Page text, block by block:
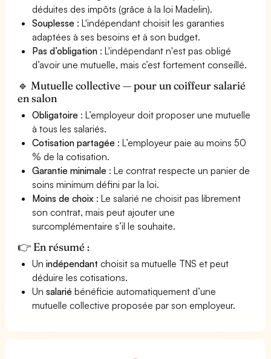
déduites des impôts (grâce à la loi Madelin).
Souplesse : L'indépendant choisit les garanties
adaptées à ses besoins et à son budget.
Pas d’obligation : L'indépendant n'est pas obligé
d’avoir une mutuelle, mais c’est fortement conseillé.
🔹 Mutuelle collective — pour un coiffeur salarié
en salon
Obligatoire : L’employeur doit proposer une mutuelle
à tous les salariés.
Cotisation partagée : L’employeur paie au moins 50
% de la cotisation.
Garantie minimale : Le contrat respecte un panier de
soins minimum défini par la loi.
Moins de choix : Le salarié ne choisit pas librement
son contrat, mais peut ajouter une
surcomplémentaire s’il le souhaite.
👉 En résumé :
Unindépendant choisit sa mutuelle TNS et peut
déduire les cotisations.
Unsalarié bénéficie automatiquement d’une
mutuelle collective proposée par son employeur.